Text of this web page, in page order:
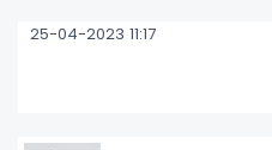
25-04-2023 11:17